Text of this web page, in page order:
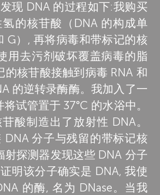
现 DNA 的过程如下:我购买
的核苷酸（DNA 的构成单
）, 再将病毒和带标记的核
用去污剂破坏覆盖病毒的脂
的核苷酸接触到病毒 RNA 和
的逆转录酶酶。我加入了一
试管置于 37°C 的水浴中。
酸制造出了放射性 DNA。
DNA 分子与残留的带标记核
射探测器发现这些 DNA 分子
明该分子确实是 DNA, 我使
的酶, 名为 DNase。当我